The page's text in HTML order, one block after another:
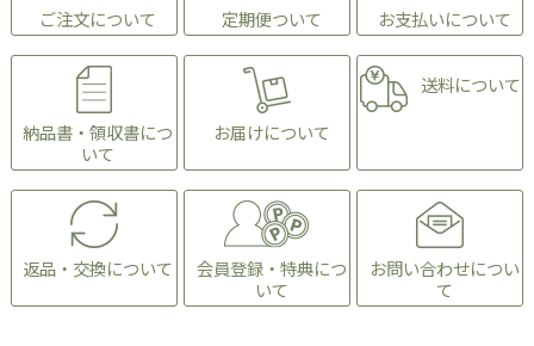
n
ご注文について 定期便ついて お支払いについて
納品書・領収書につ
いて
お届けについて
送料について
返品・交換について
会員登録・特典につ
いて
お問い合わせについ
て